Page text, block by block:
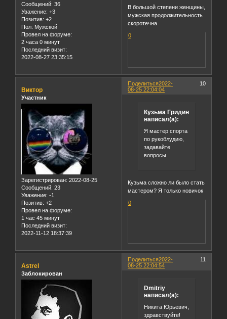
Сообщений: 36
Уважение: +3
Позитив: +2
Пол: Мужской
Провел на форуме:
2 часа 0 минут
Последний визит:
2022-08-27 23:35:15
В большой степени женщины,
мужская продолжительность
скоротечна
0
Поделиться 10
2022-
08-25 22:04:04
Виктор
Участник
Зарегистрирован: 2022-08-25
Сообщений: 23
Уважение: -1
Позитив: +2
Провел на форуме:
1 час 45 минут
Последний визит:
2022-11-12 18:37:39
Кузьма Гридин
написал(а):
Я мастер спорта
по рукоблудию,
задавайте
вопросы
Кузьма сложно ли было стать
мастером? Я только новичок
0
Поделиться 11
2022-
08-25 22:04:54
Astrel
Заблокирован
Dmitriy
написал(а):
Никита Юрьевич,
здравствуйте!